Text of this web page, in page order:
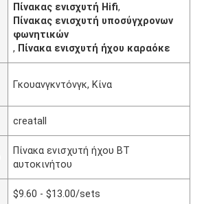
Πίνακας ενισχυτή Hifi,
Πίνακας ενισχυτή υποσύγχρονων
φωνητικών
, Πίνακα ενισχυτή ήχου καραόκε
Γκουανγκντόνγκ, Κίνα
creatall
Πίνακα ενισχυτή ήχου BT
αυτοκινήτου
$9.60 - $13.00/sets